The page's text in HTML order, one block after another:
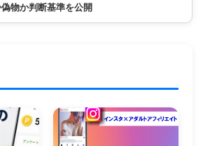
物か判断基準を公開